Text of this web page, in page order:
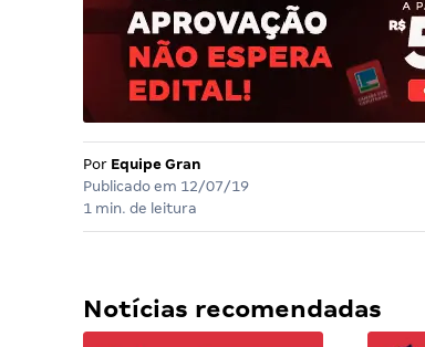
Por Equipe Gran
Publicado em 12/07/19
1 min. de leitura
Notícias recomendadas